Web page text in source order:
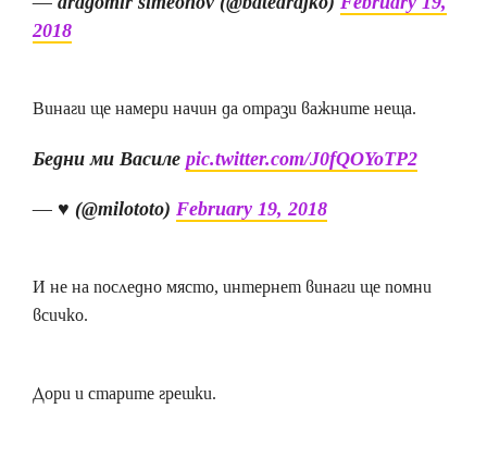
2018
Винаги ще намери начин да отрази важните неща.
Бедни ми Василе pic.twitter.com/J0fQOYoTP2
— ♥︎ (@milototo) February 19, 2018
И не на последно място, интернет винаги ще помни
всичко.
Дори и старите грешки.